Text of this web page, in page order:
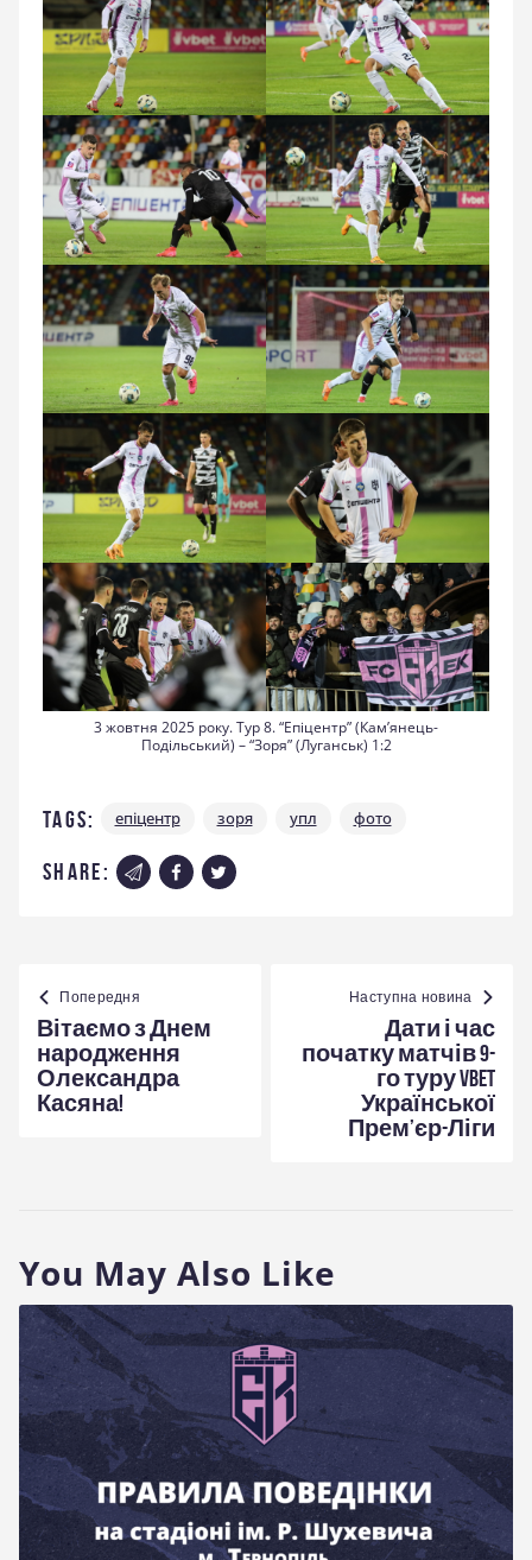
3 жовтня 2025 року. Тур 8. “Епіцентр” (Кам’янець-
Подільський) – “Зоря” (Луганськ) 1:2
Tags: епіцентр зоря упл фото
share:
Навігація
записів
Попередня
Вітаємо з Днем
народження
Олександра
Касяна!
Наступна новина
Дати і час
початку матчів 9-
го туру VBET
Української
Прем’єр-Ліги
You May Also Like